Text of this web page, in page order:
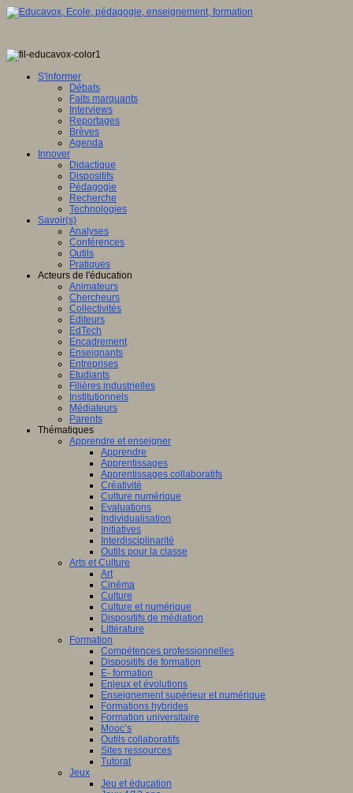
S'informer
Débats
Faits marquants
Interviews
Reportages
Brèves
Agenda
Innover
Didactique
Dispositifs
Pédagogie
Recherche
Technologies
Savoir(s)
Analyses
Conférences
Outils
Pratiques
Acteurs de l'éducation
Animateurs
Chercheurs
Collectivités
Editeurs
EdTech
Encadrement
Enseignants
Entreprises
Etudiants
Filières industrielles
Institutionnels
Médiateurs
Parents
Thématiques
Apprendre et enseigner
Apprendre
Apprentissages
Apprentissages collaboratifs
Créativité
Culture numérique
Evaluations
Individualisation
Initiatives
Interdisciplinarité
Outils pour la classe
Arts et Culture
Art
Cinéma
Culture
Culture et numérique
Dispositifs de médiation
Littérature
Formation
Compétences professionnelles
Dispositifs de formation
E- formation
Enjeux et évolutions
Enseignement supérieur et numérique
Formations hybrides
Formation universitaire
Mooc’s
Outils collaboratifs
Sites ressources
Tutorat
Jeux
Jeu et éducation